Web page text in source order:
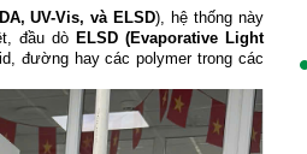
UV-Vis, và ELSD), hệ thống này
đầu dò ELSD (Evaporative Light
đường hay các polymer trong các